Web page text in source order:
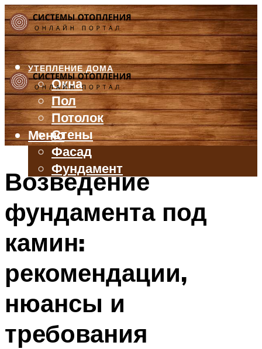
УТЕПЛЕНИЕ ДОМА
Окна
Пол
Потолок
Стены
Фасад
Фундамент
БАЛКОН И ЛОДЖИЯ
ВЕНТИЛЯЦИЯ
ТРУБЫ
Меню
Меню
Возведение
фундамента под
камин:
рекомендации,
нюансы и
требования